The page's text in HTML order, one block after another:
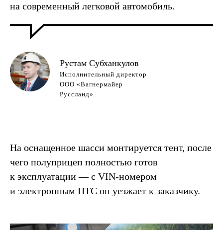
на современный легковой автомобиль.
Рустам Субханкулов
Исполнительный директор
ООО «Вагнермайер
Руссланд»
На оснащенное шасси монтируется тент, после
чего полуприцеп полностью готов
к эксплуатации — с VIN-номером
и электронным ПТС он уезжает к заказчику.